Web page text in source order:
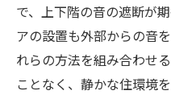
で、上下階の音の遮断が
アの設置も外部からの音
れらの方法を組み合わせ
ことなく、静かな住環境